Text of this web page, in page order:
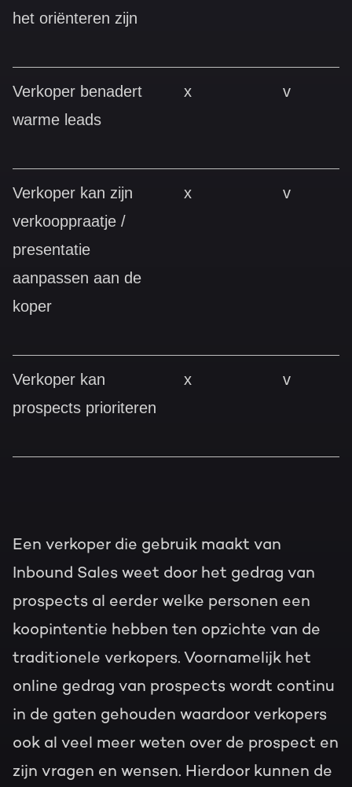
het oriënteren zijn
Verkoper benadert
warme leads
x v
Verkoper kan zijn
verkooppraatje /
presentatie
aanpassen aan de
koper
x v
Verkoper kan
prospects prioriteren
x v
Een verkoper die gebruik maakt van
Inbound Sales weet door het gedrag van
prospects al eerder welke personen een
koopintentie hebben ten opzichte van de
traditionele verkopers. Voornamelijk het
online gedrag van prospects wordt continu
in de gaten gehouden waardoor verkopers
ook al veel meer weten over de prospect en
zijn vragen en wensen. Hierdoor kunnen de